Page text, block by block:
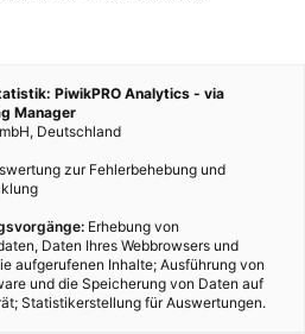
die Umgebung und nehmen
CO2 auf: grüne Fassaden
werden immer beliebter.
PiwikPRO Analytics - via
Manager
Deutschland
zur Fehlerbehebung und
Erhebung von
Daten Ihres Webbrowsers und
aufgerufenen Inhalte; Ausführung von
und die Speicherung von Daten auf
Statistikerstellung für Auswertungen.